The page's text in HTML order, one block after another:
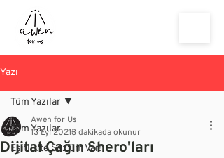
Yazı
Tüm Yazılar
Eşitlik'te Söz'üm Var!
Tüm Yazılar
Dijital Çağın Shero'ları
Awen for Us
13 Eyl 20213 dakikada okunur